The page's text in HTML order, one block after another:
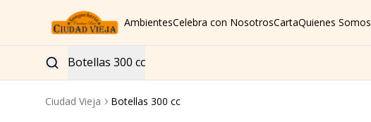
AmbientesCelebra con NosotrosCartaQuienes Somos
Botellas 300 cc
Ciudad Vieja Botellas 300 cc